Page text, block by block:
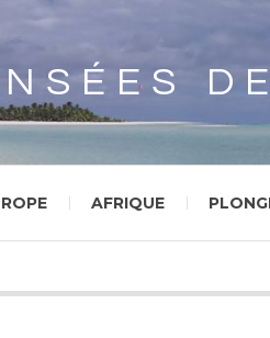
Array
AFRIQUE